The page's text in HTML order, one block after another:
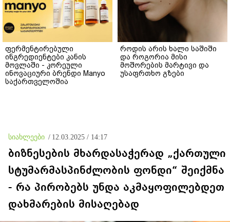
ფერმენტირებული
ინგრედიენტები კანის
მოვლაში - კორეული
ინოვაციური ბრენდი Manyo
საქართველოშია
როდის არის ხალი საშიში
და როგორია მისი
მოშორების მარტივი და
უსაფრთხო გზები
სიახლეები / 12.03.2025 / 14:17
ბიზნესების მხარდასაჭერად „ქართული
სტუმარმასპინძლობის ფონდი“ შეიქმნა
- რა პირობებს უნდა აკმაყოფილებდეთ
დახმარების მისაღებად